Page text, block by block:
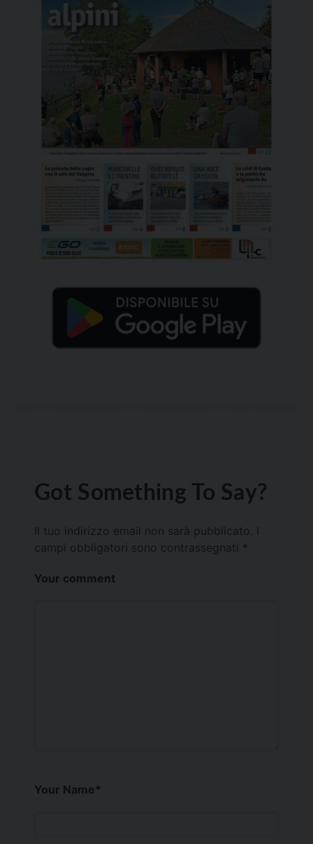
Got Something To Say?
Il tuo indirizzo email non sarà pubblicato.
campi obbligatori sono contrassegnati *
Your comment
Your Name*